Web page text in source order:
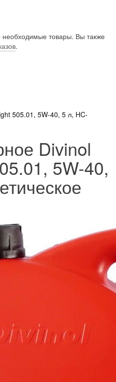
необходимые товары. Вы также
.
505.01, 5W-40, 5 л, HC-
Divinol
5W-40,